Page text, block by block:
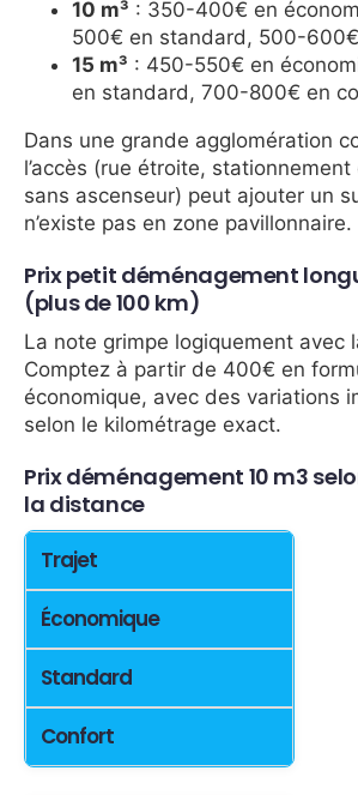
10 m³ : 350-400€ en
500€ en standard, 500-
15 m³ : 450-550€ en
en standard, 700-800€ en
Dans une grande agglomération
l’accès (rue étroite,
sans ascenseur) peut ajouter un
n’existe pas en zone pavillonnaire.
Prix petit déménagement
(plus de 100 km)
La note grimpe logiquement avec
Comptez à partir de 400€ en
économique, avec des variations
selon le kilométrage exact.
Prix déménagement 10 m3
la distance
Trajet
Économique
Standard
Confort